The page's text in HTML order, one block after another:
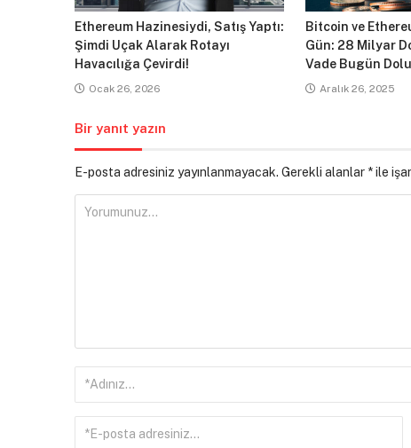
Ethereum Hazinesiydi, Satış Yaptı:
Şimdi Uçak Alarak Rotayı
Havacılığa Çevirdi!
Ocak 26, 2026
Bitcoin ve
Gün: 28 Milyar
Vade Bugün
Aralık 26, 2025
Bir yanıt yazın
E-posta adresiniz yayınlanmayacak. Gerekli alanlar *ile